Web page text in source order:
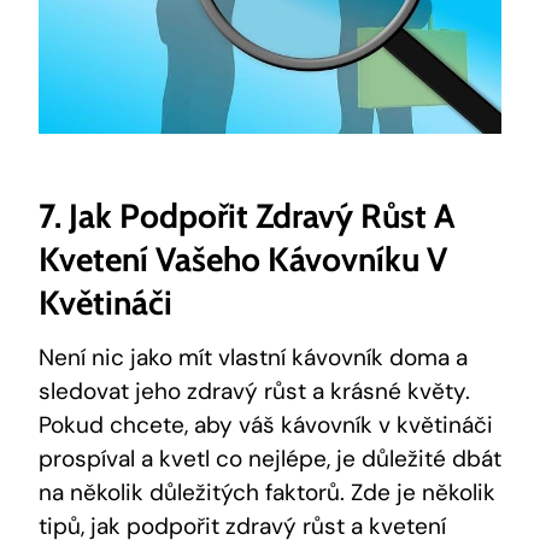
7. Jak Podpořit Zdravý Růst A
Kvetení Vašeho Kávovníku V
Květináči
Není nic jako mít vlastní kávovník doma a
sledovat jeho zdravý růst a krásné květy.
Pokud chcete, aby váš kávovník v květináči
prospíval a kvetl co nejlépe, je důležité dbát
na několik důležitých faktorů. Zde je několik
tipů, jak podpořit zdravý růst a kvetení